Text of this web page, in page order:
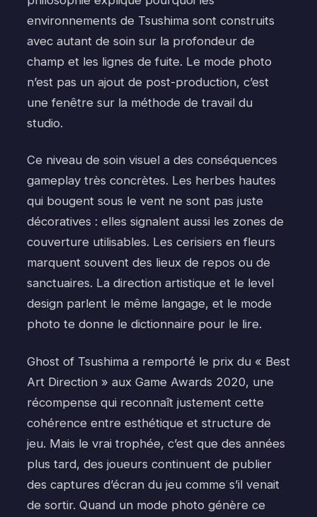
environnements de Tsushima sont construits
avec autant de soin sur la profondeur de
champ et les lignes de fuite. Le mode photo
n’est pas un ajout de post-production, c’est
une fenêtre sur la méthode de travail du
studio.
Ce niveau de soin visuel a des conséquences
gameplay très concrètes. Les herbes hautes
qui bougent sous le vent ne sont pas juste
décoratives : elles signalent aussi les zones de
couverture utilisables. Les cerisiers en fleurs
marquent souvent des lieux de repos ou de
sanctuaires. La direction artistique et le level
design parlent le même langage, et le mode
photo te donne le dictionnaire pour le lire.
Ghost of Tsushima a remporté le prix du « Best
Art Direction » aux Game Awards 2020, une
récompense qui reconnaît justement cette
cohérence entre esthétique et structure de
jeu. Mais le vrai trophée, c’est que des années
plus tard, des joueurs continuent de publier
des captures d’écran du jeu comme s’il venait
de sortir. Quand un mode photo génère ce